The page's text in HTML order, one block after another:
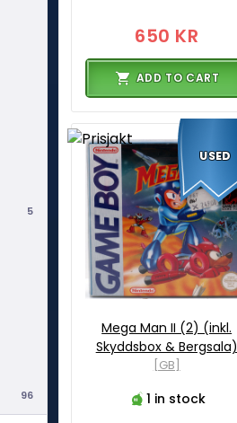
5
96
650 KR
ADD TO CART
Mega Man II (2) (inkl.
Skyddsbox & Bergsala)
[GB]
1 in stock
USED